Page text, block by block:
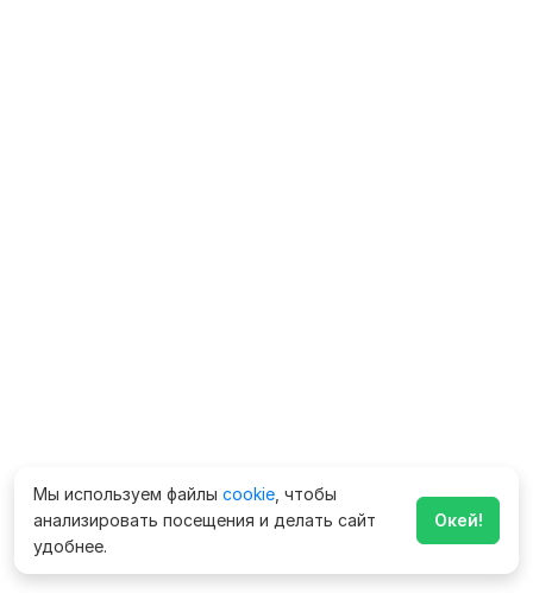
Мы используем файлы cookie , чтобы
анализировать посещения и делать сайт
удобнее.
Окей!